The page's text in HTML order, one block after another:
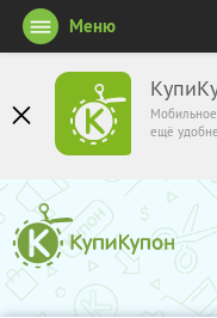
ещё
Меню